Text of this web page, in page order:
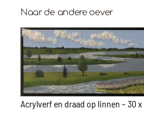
Naar de andere oever
Acrylverf en draad op linnen – 30